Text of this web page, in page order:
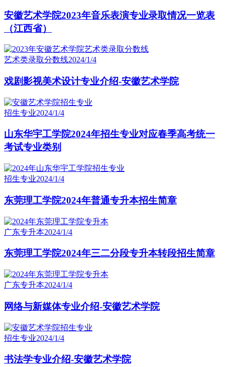
安徽艺术学院2023年音乐表演专业录取情况一览表
（江西省）
艺术类录取分数线2024/1/4
戏剧影视美术设计专业介绍-安徽艺术学院
招生专业2024/1/4
山东华宇工学院2024年招生专业对应春季高考统一
考试专业类别
招生专业2024/1/4
东莞理工学院2024年普通专升本招生简章
广东专升本2024/1/4
东莞理工学院2024年三二分段专升本转段招生简章
广东专升本2024/1/4
网络与新媒体专业介绍-安徽艺术学院
招生专业2024/1/4
书法学专业介绍-安徽艺术学院